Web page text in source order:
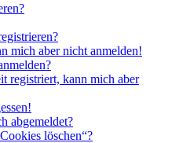
mich aber nicht anmelden!
registriert, kann mich aber
abgemeldet?
löschen“?